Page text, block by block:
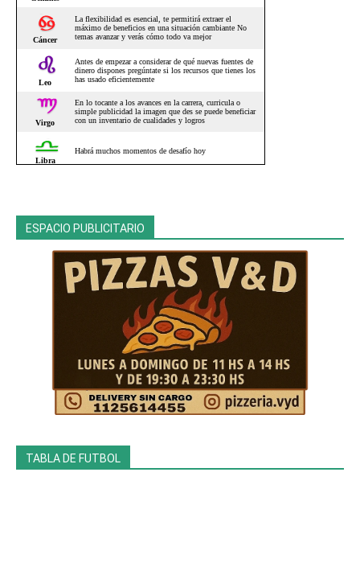
ESPACIO PUBLICITARIO
TABLA DE FUTBOL